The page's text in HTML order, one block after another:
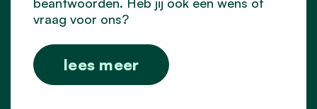
vraag voor ons?
lees meer